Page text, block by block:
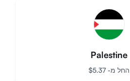
החל מ-$
8.88